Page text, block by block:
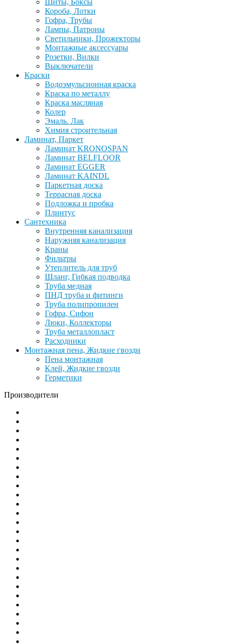
Щиты, Боксы
Короба, Лотки
Гофра, Трубы
Лампы, Патроны
Светильники, Прожекторы
Монтажные аксессуары
Розетки, Вилки
Выключатели
Краски
Водоэмульсионная краска
Краска по металлу
Краска масляная
Колер
Эмаль. Лак
Химия строительная
Ламинат, Паркет
Ламинат KRONOSPAN
Ламинат BELFLOOR
Ламинат EGGER
Ламинат KAINDL
Паркетная доска
Террасная доска
Подложка и пробка
Плинтус
Сантехника
Внутренняя канализация
Наружняя канализация
Краны
Фильтры
Утеплитель для труб
Шланг, Гибкая подводка
Труба медная
ПНД труба и фитинги
Труба полипропилен
Гофра, Сифон
Люки, Коллекторы
Труба металлопласт
Расходники
Монтажная пена, Жидкие гвозди
Пена монтажная
Клей, Жидкие гвозди
Герметики
Производители